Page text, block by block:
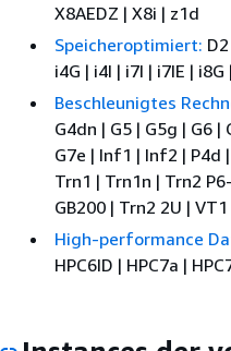
X8AEDZ | X8i | z1d
Speicheroptimiert:
i4G | i4I | i7I | i7IE |
Beschleunigtes
G4dn | G5 | G5g | G6
G7e | Inf1 | Inf2 | P4d
Trn1 | Trn1n | Trn2
GB200 | Trn2 2U | VT1
High-performance
HPC6ID | HPC7a |